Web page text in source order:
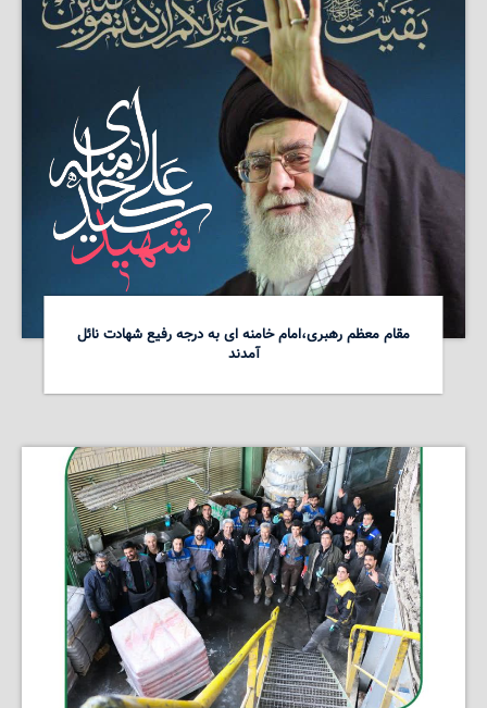
مقام معظم رهبری،امام خامنه ای به درجه رفیع شهادت نائل
آمدند